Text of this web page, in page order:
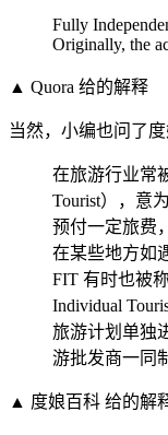
Fully
Originally, the
▲ Quora 给的解释
当然，小编也问了
在旅游行业常
Tourist），意
预付一定旅费
在某些地方如
FIT 有时也被
Individual
旅游计划单独
游批发商一同
▲ 度娘百科 给的解